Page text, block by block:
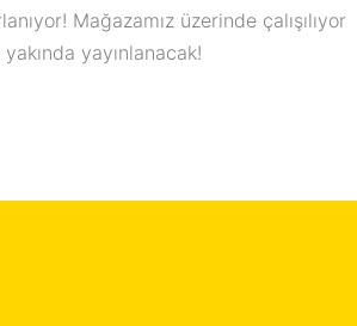
Mağazamız üzerinde çalışılıyor
yakında yayınlanacak!